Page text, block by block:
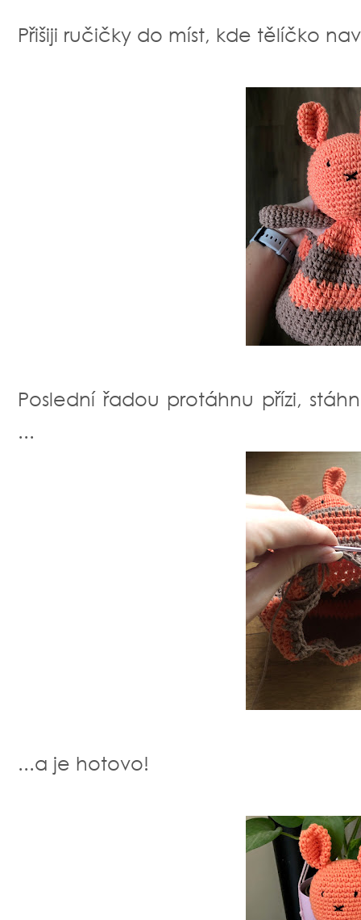
Přišiji ručičky do míst, kde tělíčko
Poslední řadou protáhnu přízi,
...
...a je hotovo!